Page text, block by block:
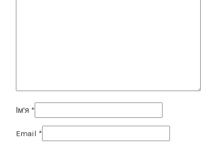
Ім'я *
Email *